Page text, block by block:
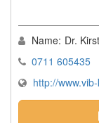
Name: Dr.
0711 605435
http://